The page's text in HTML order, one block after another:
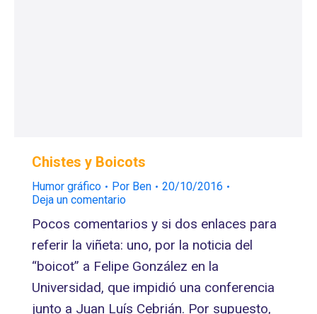
Chistes y Boicots
Humor gráfico Por Ben
20/10/2016
Deja un comentario
Pocos comentarios y si dos enlaces para
referir la viñeta: uno, por la noticia del
“boicot” a Felipe González en la
Universidad, que impidió una conferencia
junto a Juan Luís Cebrián. Por supuesto,